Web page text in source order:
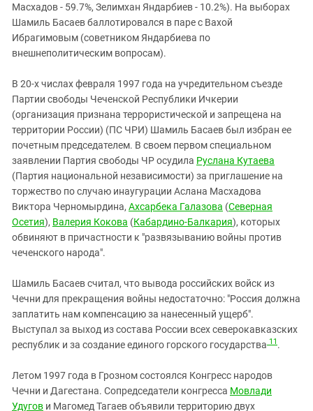
Масхадов - 59.7%, Зелимхан Яндарбиев - 10.2%). На выборах
Шамиль Басаев баллотировался в паре с Вахой
Ибрагимовым (советником Яндарбиева по
внешнеполитическим вопросам).
В 20-х числах февраля 1997 года на учредительном съезде
Партии свободы Чеченской Республики Ичкерии
(организация признана террористической и запрещена на
территории России) (ПС ЧРИ) Шамиль Басаев был избран ее
почетным председателем. В своем первом специальном
заявлении Партия свободы ЧР осудила Руслана Кутаева
(Партия национальной независимости) за приглашение на
торжество по случаю инаугурации Аслана Масхадова
Виктора Черномырдина, Ахсарбека Галазова (Северная
Осетия), Валерия Кокова (Кабардино-Балкария), которых
обвиняют в причастности к "развязыванию войны против
чеченского народа".
Шамиль Басаев считал, что вывода российских войск из
Чечни для прекращения войны недостаточно: "Россия должна
заплатить нам компенсацию за нанесенный ущерб".
Выступал за выход из состава России всех северокавказских
республик и за создание единого горского государства 11 .
Летом 1997 года в Грозном состоялся Конгресс народов
Чечни и Дагестана. Сопредседатели конгресса Мовлади
Удугов и Магомед Тагаев объявили территорию двух